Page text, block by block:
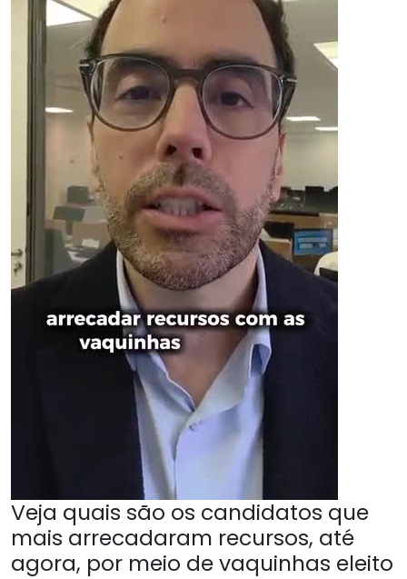
Veja quais são os candidatos que
mais arrecadaram recursos, até
agora, por meio de vaquinhas eleito